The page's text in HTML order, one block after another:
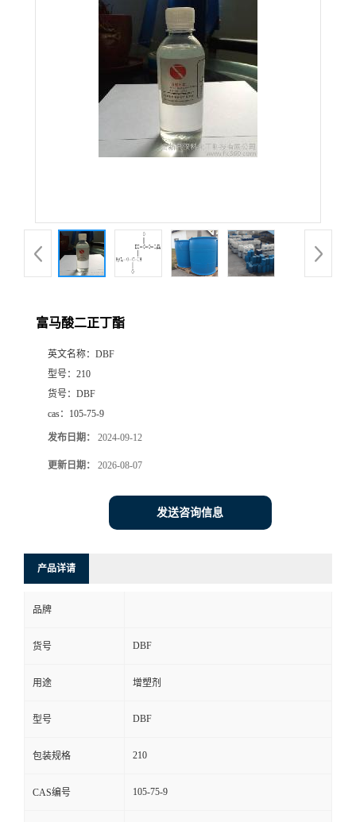
富马酸二正丁酯
英文名称： DBF
型号： 210
货号： DBF
cas： 105-75-9
发布日期： 2024-09-12
更新日期： 2026-08-07
发送咨询信息
产品详请
品牌
货号 DBF
用途 增塑剂
型号 DBF
包装规格 210
CAS编号 105-75-9